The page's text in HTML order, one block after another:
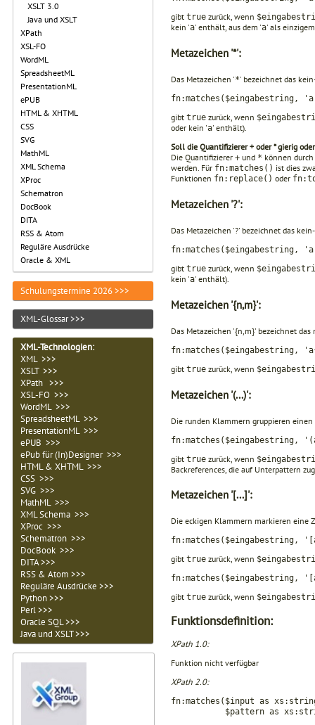
XSLT 3.0
Java und XSLT
XPath
XSL-FO
WordML
SpreadsheetML
PresentationML
ePUB
HTML & XHTML
CSS
SVG
MathML
XML Schema
XProc
Schematron
DocBook
DITA
RSS & Atom
Reguläre Ausdrücke
Oracle & XML
Schulungstermine 2026 >>>
XML-Glossar >>>
XML-Technologien:
XML >>>
XSLT >>>
XPath >>>
XSL-FO >>>
WordML >>>
SpreadsheetML >>>
PresentationML >>>
ePUB >>>
ePub für (In)Designer >>>
HTML & XHTML >>>
CSS >>>
SVG >>>
MathML >>>
XML Schema >>>
XProc >>>
Schematron >>>
DocBook >>>
DITA >>>
RSS & Atom >>>
Reguläre Ausdrücke >>>
Python >>>
Perl >>>
Oracle SQL >>>
Java und XSLT >>>
gibt true zurück, wenn
kein 'a' ent­hält, aus dem 'a' als
Metazeichen '*':
Das Metazeichen '*' bezeichnet das
fn:matches($eingabestring,
gibt true zurück, wenn
oder kein 'a' enthält).
Soll die Quantifizierer + oder * gierig
Die Quantifizierer + und * können
werden. Für fn:matches() ist dies
Funktionen fn:replace() oder
Metazeichen '?':
Das Metazeichen '?' bezeichnet das
fn:matches($eingabestring,
gibt true zurück, wenn
kein 'a' ent­hält).
Metazeichen '{n,m}':
Das Metazeichen '{n,m}' bezeichnet
fn:matches($eingabestring,
gibt true zurück, wenn
Metazeichen '(...)':
Die runden Klammern gruppieren
fn:matches($eingabestring,
gibt true zurück, wenn
Backreferences, die auf Unterpattern
Metazeichen '[...]':
Die eckigen Klammern markieren eine
fn:matches($eingabestring,
gibt true zurück, wenn
fn:matches($eingabestring,
gibt true zurück, wenn
Funktionsdefinition:
XPath 1.0:
Funktion nicht verfügbar
XPath 2.0:
fn:matches($input as
$pattern as xs:string)